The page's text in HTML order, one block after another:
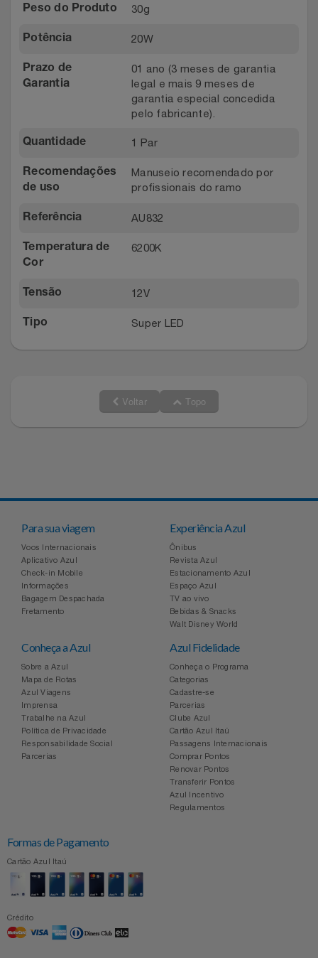
Peso do Produto 30g
Potência 20W
Prazo de
Garantia
01 ano (3 meses de garantia
legal e mais 9 meses de
garantia especial concedida
pelo fabricante).
Quantidade 1 Par
Recomendações
de uso
Manuseio recomendado por
profissionais do ramo
Referência AU832
Temperatura de
Cor
6200K
Tensão 12V
Tipo Super LED
Voltar Topo
Para sua viagem
Voos Internacionais
Aplicativo Azul
Check-in Mobile
Informações
Bagagem Despachada
Fretamento
Experiência Azul
Ônibus
Revista Azul
Estacionamento Azul
Espaço Azul
TV ao vivo
Bebidas & Snacks
Walt Disney World
Conheça a Azul
Sobre a Azul
Mapa de Rotas
Azul Viagens
Imprensa
Trabalhe na Azul
Política de Privacidade
Responsabilidade Social
Parcerias
Azul Fidelidade
Conheça o Programa
Categorias
Cadastre-se
Parcerias
Clube Azul
Cartão Azul Itaú
Passagens Internacionais
Comprar Pontos
Renovar Pontos
Transferir Pontos
Azul Incentivo
Regulamentos
Formas de Pagamento
Cartão Azul Itaú
Crédito